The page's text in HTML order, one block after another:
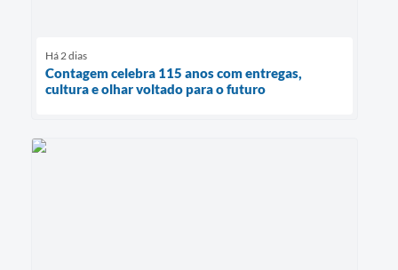
Há 2 dias
Contagem celebra 115 anos com entregas,
cultura e olhar voltado para o futuro